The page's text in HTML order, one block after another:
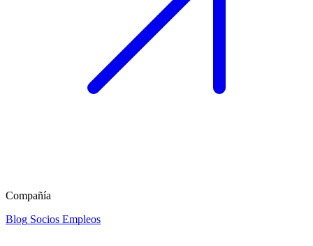
Compañía
Blog Socios Empleos